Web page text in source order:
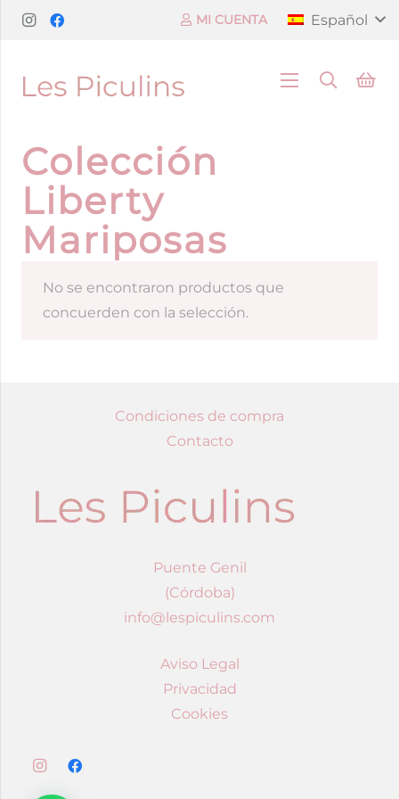
MI CUENTA Español
Colección
Liberty
Mariposas
No se encontraron productos que
concuerden con la selección.
Condiciones de compra
Contacto
Puente Genil
(Córdoba)
info@lespiculins.com
Aviso Legal
Privacidad
Cookies